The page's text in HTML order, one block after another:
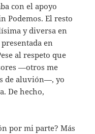
con el apoyo
Podemos. El resto
y diversa en
en
al respeto que
—otros me
de aluvión—, yo
De hecho,
por mi parte? Más